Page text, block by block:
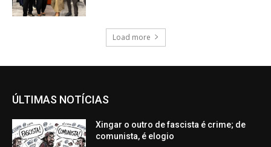
Load more
ÚLTIMAS NOTÍCIAS
Xingar o outro de fascista é crime; de
comunista, é elogio